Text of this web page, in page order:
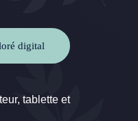
digital
tablette et